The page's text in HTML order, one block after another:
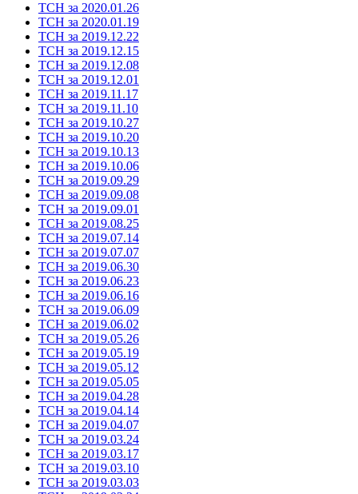
ТСН за 2020.01.26
ТСН за 2020.01.19
ТСН за 2019.12.22
ТСН за 2019.12.15
ТСН за 2019.12.08
ТСН за 2019.12.01
ТСН за 2019.11.17
ТСН за 2019.11.10
ТСН за 2019.10.27
ТСН за 2019.10.20
ТСН за 2019.10.13
ТСН за 2019.10.06
ТСН за 2019.09.29
ТСН за 2019.09.08
ТСН за 2019.09.01
ТСН за 2019.08.25
ТСН за 2019.07.14
ТСН за 2019.07.07
ТСН за 2019.06.30
ТСН за 2019.06.23
ТСН за 2019.06.16
ТСН за 2019.06.09
ТСН за 2019.06.02
ТСН за 2019.05.26
ТСН за 2019.05.19
ТСН за 2019.05.12
ТСН за 2019.05.05
ТСН за 2019.04.28
ТСН за 2019.04.14
ТСН за 2019.04.07
ТСН за 2019.03.24
ТСН за 2019.03.17
ТСН за 2019.03.10
ТСН за 2019.03.03